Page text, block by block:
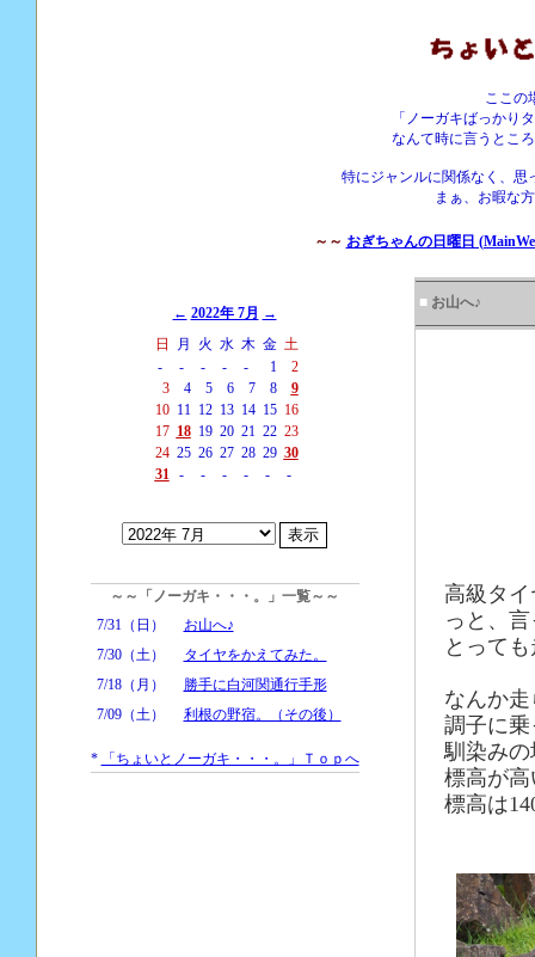
ここの
「ノーガキばっかり
なんて時に言うとこ
特にジャンルに関係なく、思
まぁ、お暇な
～～ おぎちゃんの日曜日
← 2022年 7月 →
日
月 火 水 木 金 土
-
- - - - 1
2
3
4 5 6 7 8
9
10 11 12 13 14 15 16
17 18 19 20 21 22 23
24 25 26 27 28 29 30
31
- - - - - -
～～「ノーガキ・・・。」一覧～～
7/31（日）
お山へ♪
7/30（土）
タイヤをかえてみた。
7/18（月）
勝手に白河関通行手形
7/09（土）
利根の野宿。（その後）
* 「ちょいとノーガキ・・・。」Ｔｏｐへ
■ お山へ♪
高級タ
っと、
とって
なんか
調子に
馴染み
標高が
標高は